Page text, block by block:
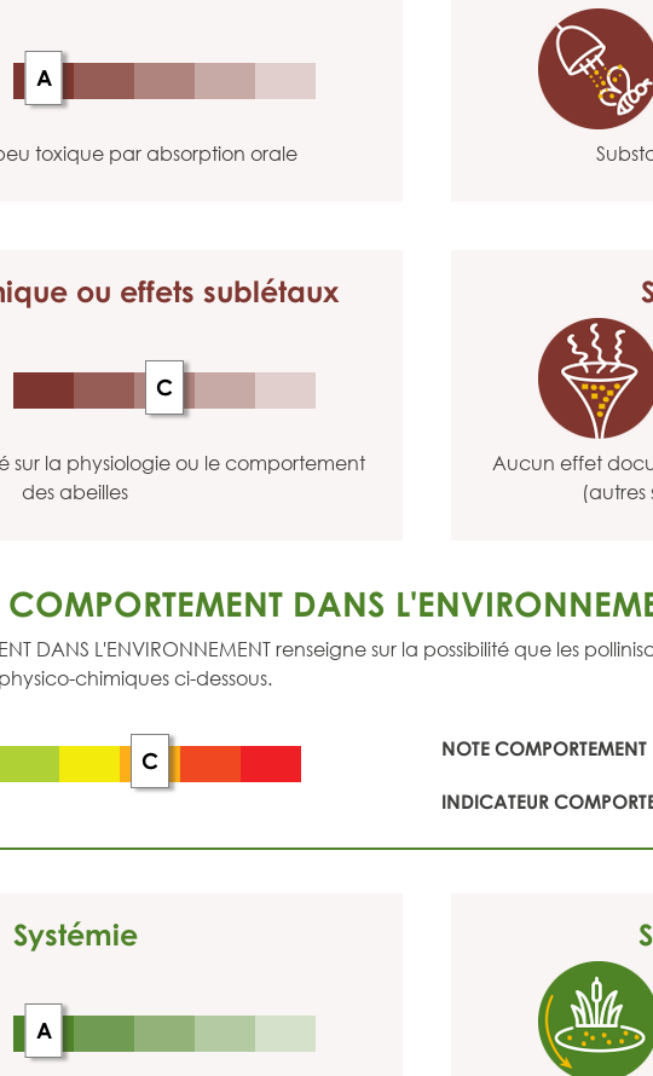
A
toxique par absorption orale
ou effets sublétaux
C
la physiologie ou le comportement
des abeilles
Aucun effet
(autres
DANS
DANS L'ENVIRONNEMENT renseigne sur la possibilité que les
chimiques ci-dessous.
C NOTE
INDICATEUR
Systémie
A